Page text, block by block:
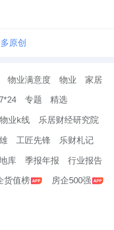
原创
物业满意度 物业 家居
7*24 专题 精选
物业k线 乐居财经研究院
工匠先锋 乐财札记
库 季报年报 行业报告
货值榜 房企500强